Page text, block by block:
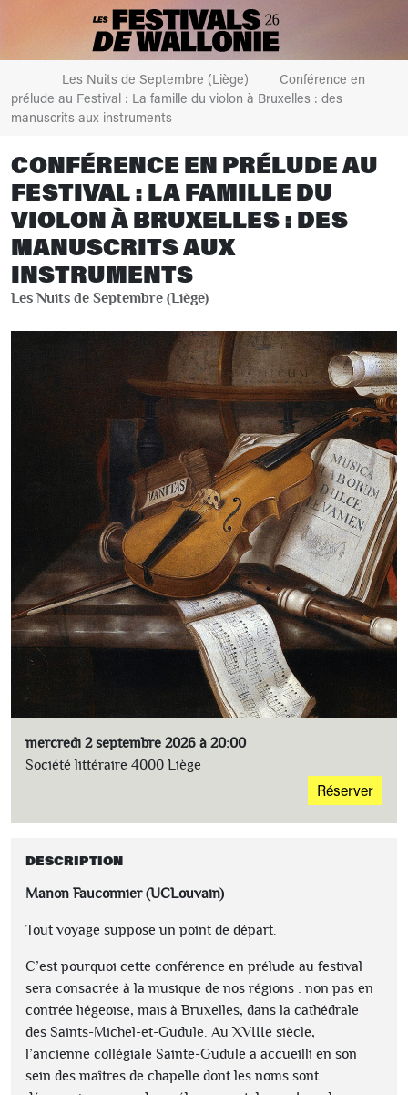
Les Nuits de Septembre (Liège)
Conférence en
prélude au Festival : La famille du violon à Bruxelles : des
manuscrits aux instruments
CONFÉRENCE EN PRÉLUDE AU
FESTIVAL : LA FAMILLE DU
VIOLON À BRUXELLES : DES
MANUSCRITS AUX
INSTRUMENTS
Les Nuits de Septembre (Liège)
mercredi 2 septembre 2026 à 20:00
Société littéraire 4000 Liège
Réserver
DESCRIPTION
Manon Fauconnier (UCLouvain)
Tout voyage suppose un point de départ.
C’est pourquoi cette conférence en prélude au festival
sera consacrée à la musique de nos régions : non pas en
contrée liégeoise, mais à Bruxelles, dans la cathédrale
des Saints-Michel-et-Gudule. Au XVIIIe siècle,
l’ancienne collégiale Sainte-Gudule a accueilli en son
sein des maîtres de chapelle dont les noms sont